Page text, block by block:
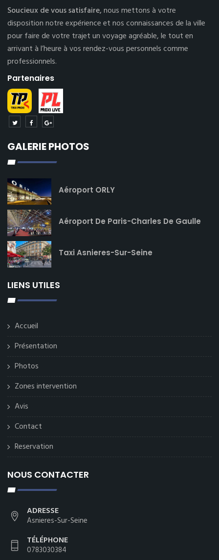
Soucieux de vous satisfaire,nous mettons à votre
disposition notre expérience et nos connaissances de la ville
pour faire de votre trajet un voyage agréable, le tout en
arrivant à l’heure à vos rendez-vous personnels comme
professionnels.
Partenaires
GALERIE PHOTOS
Aéroport ORLY
Aéroport De Paris-Charles De Gaulle
Taxi Asnieres-Sur-Seine
LIENS UTILES
Accueil
Présentation
Photos
Zones intervention
Avis
Contact
Reservation
NOUS CONTACTER
ADRESSE
Asnieres-Sur-Seine
TÉLÉPHONE
0783030384